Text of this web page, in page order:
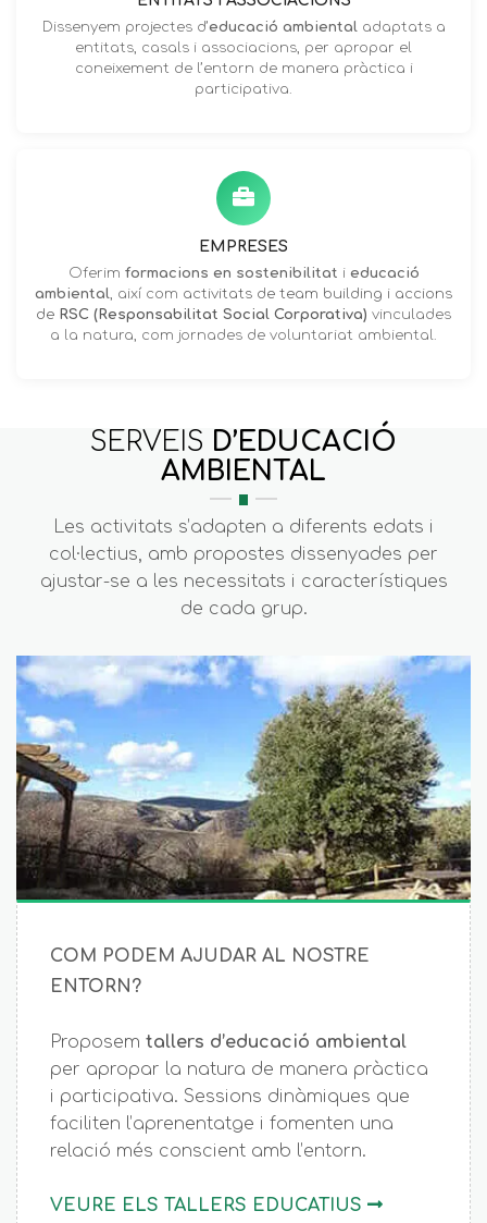
Dissenyem projectes d’educació ambientaladaptats a
entitats, casals i associacions, per apropar el
coneixement de l’entorn de manera pràctica i
participativa.
EMPRESES
Oferim formacions en sostenibilitat i educació
ambiental, així com activitats de team building i accions
de RSC (Responsabilitat Social Corporativa) vinculades
a la natura, com jornades de voluntariat ambiental.
SERVEIS D’EDUCACIÓ
AMBIENTAL
Les activitats s’adapten a diferents edats i
col·lectius, amb propostes dissenyades per
ajustar-se a les necessitats i característiques
de cada grup.
COM PODEM AJUDAR AL NOSTRE
ENTORN?
Proposem tallers d’educació ambiental
per apropar la natura de manera pràctica
i participativa. Sessions dinàmiques que
faciliten l’aprenentatge i fomenten una
relació més conscient amb l’entorn.
VEURE ELS TALLERS EDUCATIUS